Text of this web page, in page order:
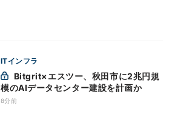
ITインフラ
模のAIデータセンター建設を計画か
8分前